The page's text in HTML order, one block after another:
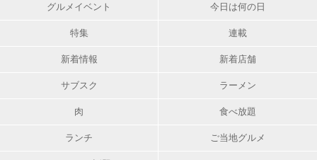
グルメイベント 今日は何の日
特集 連載
新着情報 新着店舗
サブスク ラーメン
肉 食べ放題
ランチ ご当地グルメ